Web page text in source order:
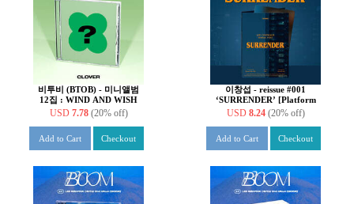
비투비 (BTOB) - 미니앨범
12집 : WIND AND WISH
[CLOVER ver.]
USD 7.78 (20% off)
Add to Cart Checkout
이창섭 - reissue #001
‘SURRENDER’ [Platform
ver.]
USD 8.24 (20% off)
Add to Cart Checkout